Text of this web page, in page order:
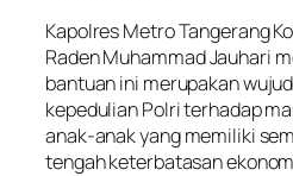
Kapolres Metro Tangerang
Raden Muhammad Jauhari
bantuan ini merupakan
kepedulian Polri terhadap
anak-anak yang memiliki
tengah keterbatasan